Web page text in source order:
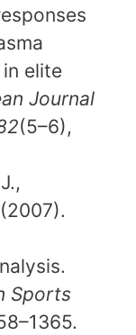
elite
Journal
(5–6),
Sports